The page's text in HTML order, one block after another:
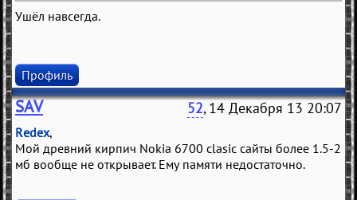
Ушёл навсегда.
Профиль
SAV 52, 14 Декабря 13 20:07
Redex,
Мой древний кирпич Nokia 6700 clasic сайты более 1.5-2
мб вообще не открывает. Ему памяти недостаточно.